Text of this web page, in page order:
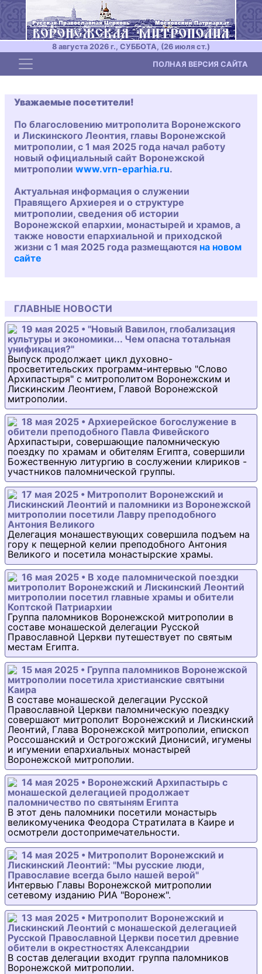
8 августа 2026 г., СУББОТА, (26 июля ст.)
Toggle navigation ПОЛНАЯ ВЕРСИЯ САЙТА
Уважаемые посетители!
По благословению митрополита Воронежского
и Лискинского Леонтия, главы Воронежской
митрополии, с 1 мая 2025 года начал работу
новый официальный сайт Воронежской
митрополии www.vrn-eparhia.ru.
Актуальная информация о служении
Правящего Архиерея и о структуре
митрополии, сведения об истории
Воронежской епархии, монастырей и храмов, а
также новости епархиальной и приходской
жизни с 1 мая 2025 года размещаются на новом
сайте
ГЛАВНЫЕ НОВОСТИ
19 мая 2025 • "Новый Вавилон, глобализация
культуры и экономики... Чем опасна тотальная
унификация?"
Выпуск продолжает цикл духовно-
просветительских программ-интервью "Слово
Архипастыря" с митрополитом Воронежским и
Лискинским Леонтием, Главой Воронежской
митрополии.
18 мая 2025 • Архиерейское богослужение в
обители преподобного Павла Фивейского
Архипастыри, совершающие паломническую
поездку по храмам и обителям Египта, совершили
Божественную литургию в сослужении клириков -
участников паломнической группы.
17 мая 2025 • Митрополит Воронежский и
Лискинский Леонтий и паломники из Воронежской
митрополии посетили Лавру преподобного
Антония Великого
Делегация монашествующих совершила подъем на
гору к пещерной келии преподобного Антония
Великого и посетила монастырские храмы.
16 мая 2025 • В ходе паломнической поездки
митрополит Воронежский и Лискинский Леонтий
митрополии посетил главные храмы и обители
Коптской Патриархии
Группа паломников Воронежской митрополии в
составе монашеской делегации Русской
Православной Церкви путешествует по святым
местам Египта.
15 мая 2025 • Группа паломников Воронежской
митрополии посетила христианские святыни
Каира
В составе монашеской делегации Русской
Православной Церкви паломническую поездку
совершают митрополит Воронежский и Лискинский
Леонтий, Глава Воронежской митрополии, епископ
Россошанский и Острогожский Дионисий, игумены
и игумении епархиальных монастырей
Воронежской митрополии.
14 мая 2025 • Воронежский Архипастырь с
монашеской делегацией продолжает
паломничество по святыням Египта
В этот день паломники посетили монастырь
великомученика Феодора Стратилата в Каире и
осмотрели достопримечательности.
14 мая 2025 • Митрополит Воронежский и
Лискинский Леонтий: "Мы русские люди,
Православие всегда было нашей верой"
Интервью Главы Воронежской митрополии
сетевому изданию РИА "Воронеж".
13 мая 2025 • Митрополит Воронежский и
Лискинский Леонтий с монашеской делегацией
Русской Православной Церкви посетил древние
обители в окрестностях Александрии
В состав делегации входит группа паломников
Воронежской митрополии.